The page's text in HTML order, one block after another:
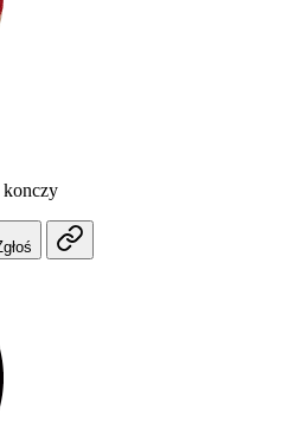
konczy